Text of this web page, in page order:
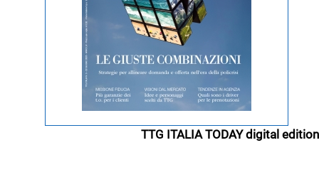
TTG ITALIA TODAY digital edition